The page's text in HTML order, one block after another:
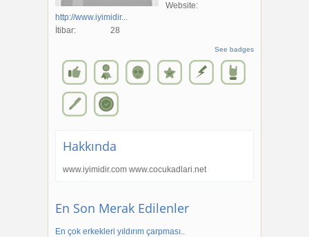
Website:
http://www.iyimidir...
İtibar:
28
See badges
Hakkında
www.iyimidir.com www.cocukadlari.net
En Son Merak Edilenler
En çok erkekleri yıldırım çarpması..